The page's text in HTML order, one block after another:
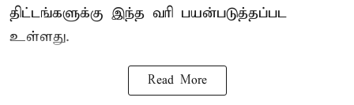
திட்டங்களுக்கு இந்த வரி பயன்படுத்தப்பட
உள்ளது.
Read More